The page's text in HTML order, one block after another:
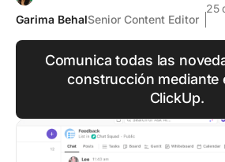
Garima BehalSenior Content Editor
25
Comunica todas las
construcción mediante
ClickUp.